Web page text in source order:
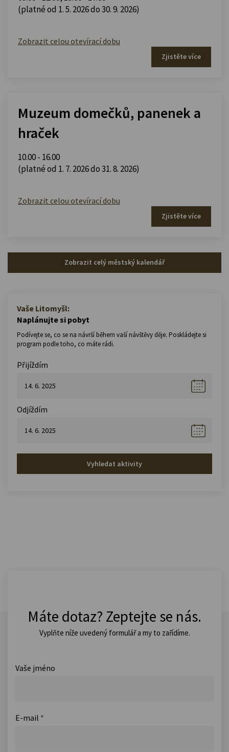
(platné od 1. 5. 2026 do 30. 9. 2026)
Zobrazit celou otevírací dobu
Zjistěte více
Muzeum domečků, panenek a
hraček
10.00 - 16.00
(platné od 1. 7. 2026 do 31. 8. 2026)
Zobrazit celou otevírací dobu
Zjistěte více
Zobrazit celý městský kalendář
Vaše Litomyšl:
Naplánujte si pobyt
Podívejte se, co se na návrší během vaší návštěvy děje. Poskládejte si
program podle toho, co máte rádi.
Přijíždím
Odjíždím
Vyhledat aktivity
Máte dotaz? Zeptejte se nás.
Vyplňte níže uvedený formulář a my to zařídíme.
Vaše jméno
E-mail *